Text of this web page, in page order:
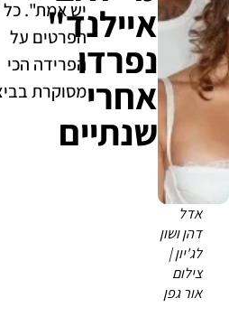
אדל
דהן ושון
לג'יון |
צילום
אור גפן
איילנד"
נפרדו
אחרי
שנתיים
יש אמת". כל
הפרטים על
הפרידה הכי
מסוקרת